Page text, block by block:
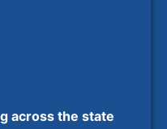
across the state